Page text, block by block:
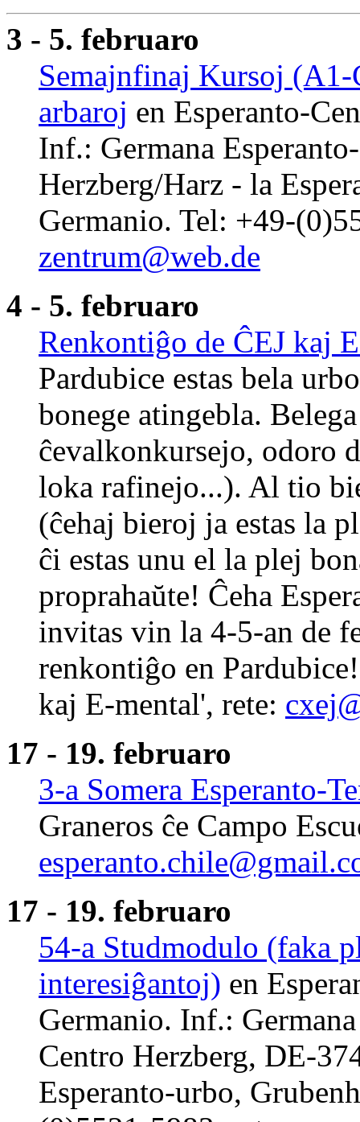
3 - 5. februaro
Semajnfinaj Kursoj
arbaroj en Esperanto-
Inf.: Germana
Herzberg/Harz - la
Germanio. Tel: +49-
zentrum@web.de
4 - 5. februaro
Renkontiĝo de ĈEJ kaj
Pardubice estas bela
bonege atingebla.
ĉevalkonkursejo, odoro
loka rafinejo...). Al tio
(ĉehaj bieroj ja estas la
ĉi estas unu el la plej
proprahaŭte! Ĉeha
invitas vin la 4-5-an de
renkontiĝo en
kaj E-mental', rete:
17 - 19. februaro
3-a Somera Esperanto-
Graneros ĉe Campo
17 - 19. februaro
54-a Studmodulo (faka
interesiĝantoj) en
Germanio. Inf.:
Centro Herzberg, DE-
Esperanto-urbo,